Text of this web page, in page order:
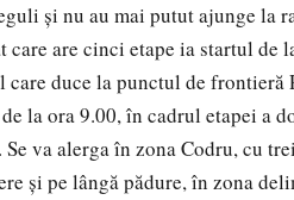
şi nu au mai putut ajunge la
care are cinci etape ia startul de
duce la punctul de frontieră
la ora 9.00, în cadrul etapei a
va alerga în zona Codru, cu
şi pe lângă pădure, în zona